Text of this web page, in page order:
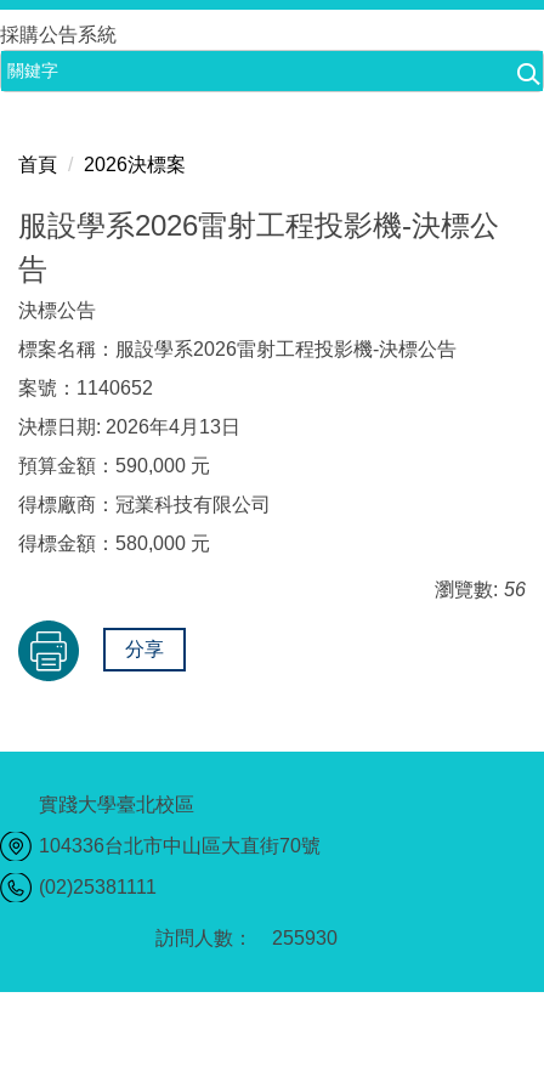
跳
到
主
容
採購公告系統
首頁 2026決標案
服設學系2026雷射工程投影機-決標公
告
決標公告
標案名稱：服設學系2026雷射工程投影機-決標公告
案號：1140652
決標日期: 2026年4月13日
預算金額：590,000 元
得標廠商：冠業科技有限公司
得標金額：580,000 元
瀏覽數: 56
分享
255930
實踐大學臺北校區
104336台北市中山區大直街70號
(02)25381111